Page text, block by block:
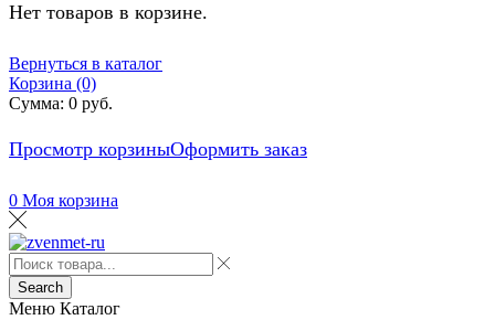
Нет товаров в корзине.
Вернуться в каталог
Корзина (0)
Сумма: 0 руб.
Просмотр корзиныОформить заказ
0 Моя корзина
Search
Меню Каталог